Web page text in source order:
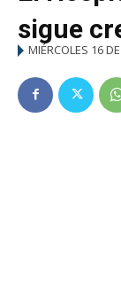
sigue
MIÉRCOLES 16